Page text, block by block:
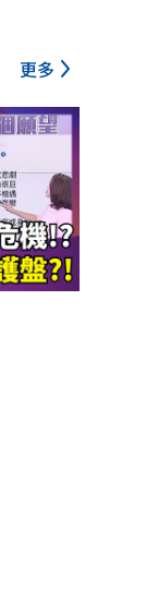
更多